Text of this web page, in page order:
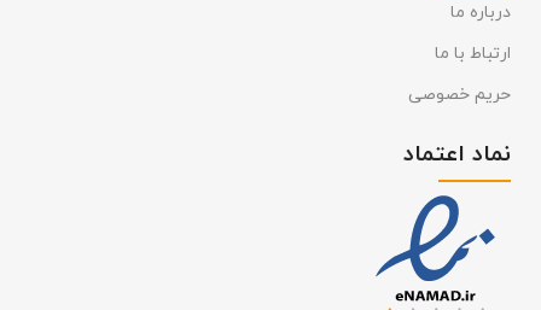
درباره ما
ارتباط با ما
حریم خصوصی
نماد اعتماد